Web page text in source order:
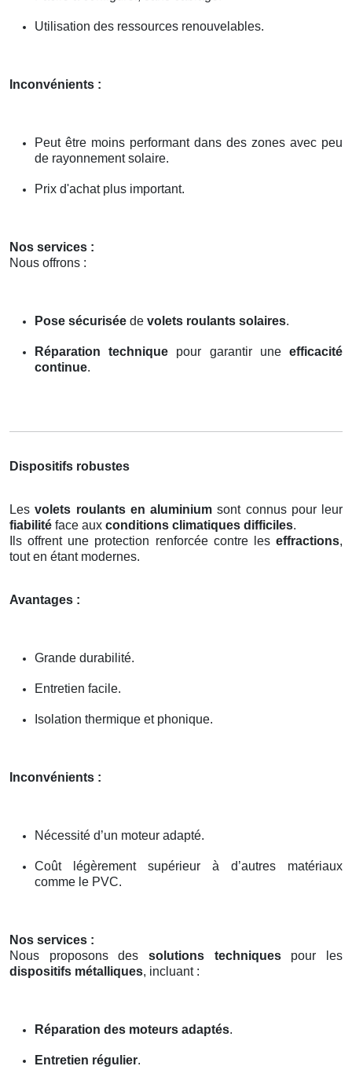
Utilisation des ressources renouvelables.
Inconvénients :
Peut être moins performant dans des zones avec peu
de rayonnement solaire.
Prix d'achat plus important.
Nos services :
Nous offrons :
Pose sécurisée de volets roulants solaires.
Réparation technique pour garantir uneefficacité
continue.
Dispositifs robustes
Lesvolets roulants en aluminium sont connus pour leur
fiabilité face aux conditions climatiques difficiles.
Ils offrent une protection renforcée contre les effractions,
tout en étant modernes.
Avantages :
Grande durabilité.
Entretien facile.
Isolation thermique et phonique.
Inconvénients :
Nécessité d’un moteur adapté.
Coût légèrement supérieur à d’autres matériaux
comme le PVC.
Nos services :
Nous proposons des solutions techniquespour les
dispositifs métalliques, incluant :
Réparation des moteurs adaptés.
Entretien régulier.